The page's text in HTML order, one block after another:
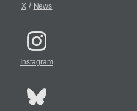
X/ News
Instagram